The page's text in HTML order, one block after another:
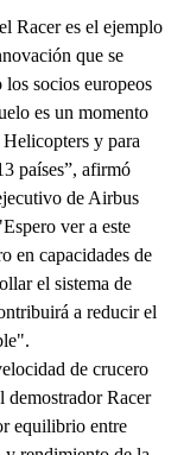
Racer es el ejemplo
que se
los socios europeos
es un momento
y para
países”, afirmó
de Airbus
ver a este
en capacidades de
el sistema de
a reducir el
de crucero
demostrador Racer
equilibrio entre